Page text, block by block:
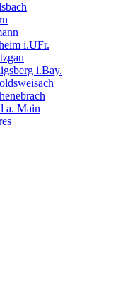
i.UFr.
i.Bay.
a. Main